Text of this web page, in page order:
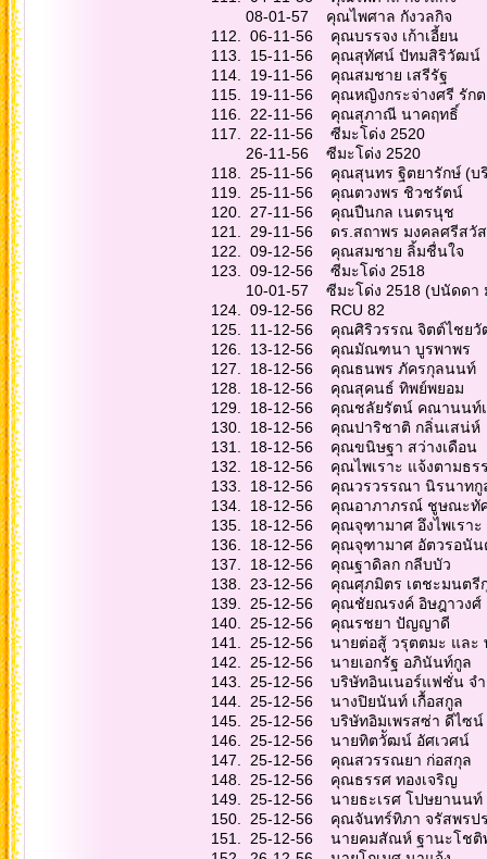
08-01-57 คุณไพศ
112. 06-11-56 คุ
113. 15-11-56 คุณ
114. 19-11-56 คุ
115. 19-11-56 คุณหญิ
116. 22-11-56 คุ
117. 22-11-56 ซี
26-11-56 ซีมะ
118. 25-11-56 คุณสุนทร ฐิต
119. 25-11-56 คุ
120. 27-11-56 คุ
121. 29-11-56 ดร.สถาพร มงค
122. 09-12-56 คุณ
123. 09-12-
10-01-57 ซีมะโด่ง
124. 09-12-56
125. 11-12-56 คุณ
126. 13-12-56 คุ
127. 18-12-56 คุ
128. 18-12-56 คุ
129. 18-12-56 คุณช
130. 18-12-56 คุณ
131. 18-12-56 คุณ
132. 18-12-56 คุณไ
133. 18-12-56 คุณ
134. 18-12-56 คุณ
135. 18-12-56 คุณ
136. 18-12-56 คุณ
137. 18-12-56
138. 23-12-56 คุณศุ
139. 25-12-56 คุณ
140. 25-12-56 คุ
141. 25-12-56 นายต่อสู้ ว
142. 25-12-56 นา
143. 25-12-56 บริษัท
144. 25-12-56 นา
145. 25-12-56 บริษัท
146. 25-12-56 นา
147. 25-12-56 คุณ
148. 25-12-56 คุณ
149. 25-12-56 นาย
150. 25-12-56 คุณจัน
151. 25-12-56 นาย